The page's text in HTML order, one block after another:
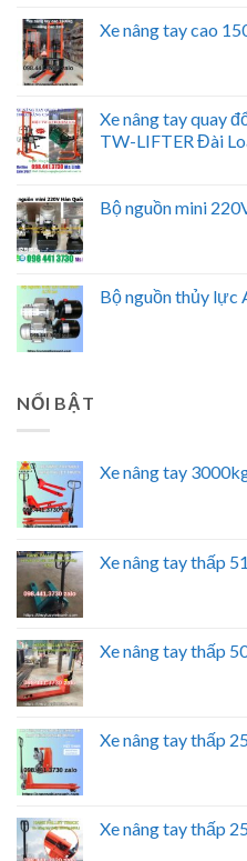
Xe nâng tay cao
Xe nâng tay quay
TW-LIFTER Đài
Bộ nguồn mini
Bộ nguồn thủy lực
NỔI BẬT
Xe nâng tay
Xe nâng tay thấp
Xe nâng tay thấp
Xe nâng tay thấp
Xe nâng tay thấp